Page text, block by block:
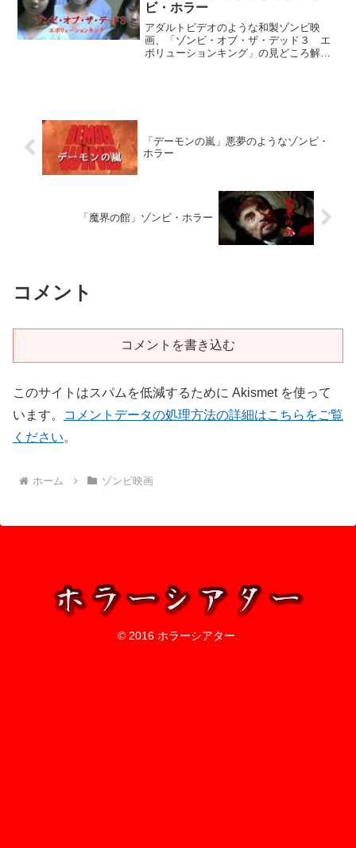
ビ・ホラー
アダルトビデオのような和製ゾンビ映
画、「ゾンビ・オブ・ザ・デッド３ エ
ボリューションキング」の見どころ解説
「デーモンの嵐」悪夢のようなゾンビ・
ホラー
「魔界の館」ゾンビ・ホラー
コメント
コメントを書き込む
このサイトはスパムを低減するために Akismet を使って
います。
コメントデータの処理方法の詳細はこちらをご覧
ください。
ホーム ゾンビ映画
© 2016 ホラーシアター.